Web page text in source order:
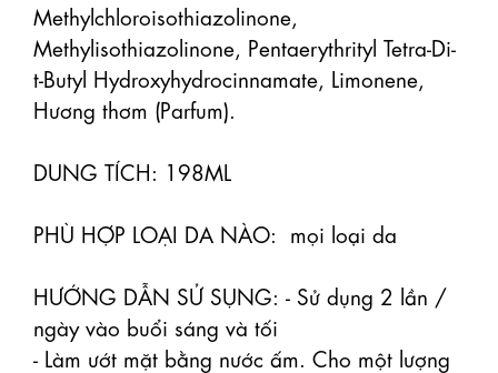
Methylchloroisothiazolinone,
Methylisothiazolinone, Pentaerythrityl Tetra-Di-
t-Butyl Hydroxyhydrocinnamate, Limonene,
Hương thơm (Parfum).
DUNG TÍCH: 198ML
PHÙ HỢP LOẠI DA NÀO:  mọi loại da
HƯỚNG DẪN SỬ SỤNG: - Sử dụng 2 lần /
ngày vào buổi sáng và tối
- Làm ướt mặt bằng nước ấm. Cho một lượng